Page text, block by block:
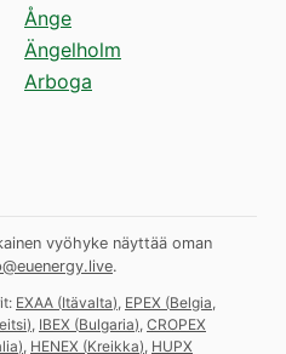
Ånge
Ängelholm
Arboga
vyöhyke näyttää oman
.
EXAA (Itävalta) EPEX (Belgia,
) IBEX (Bulgaria) CROPEX
) HENEX (Kreikka) HUPX